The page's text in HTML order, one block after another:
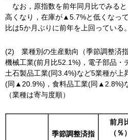
なお，原指数を前年同月比でみる
高くなり，在庫が▲5.7%と低くなっ
比は5か月ぶりに前年を上回っている。
(2) 業種別の生産動向（季節調整済
機械工業(前月比52.1%)，電子部品・
土石製品工業(同3.4%)など5業種が上
(同▲20.9%)，食料品工業(同▲2.8%)
（業種は寄与度順）
季節調整済指
前月
（％）